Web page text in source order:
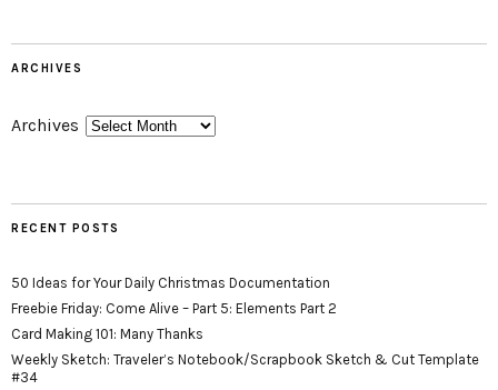
ARCHIVES
Archives
RECENT POSTS
50 Ideas for Your Daily Christmas Documentation
Freebie Friday: Come Alive – Part 5: Elements Part 2
Card Making 101: Many Thanks
Weekly Sketch: Traveler’s Notebook/Scrapbook Sketch & Cut Template
#34